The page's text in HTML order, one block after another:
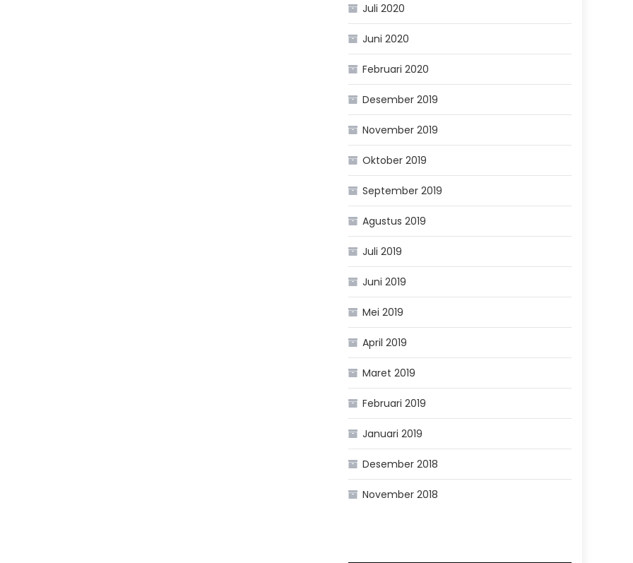
Juli 2020
Juni 2020
Februari 2020
Desember 2019
November 2019
Oktober 2019
September 2019
Agustus 2019
Juli 2019
Juni 2019
Mei 2019
April 2019
Maret 2019
Februari 2019
Januari 2019
Desember 2018
November 2018